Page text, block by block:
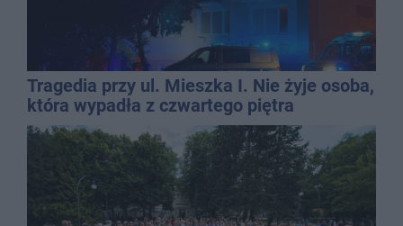
Tragedia przy ul. Mieszka I. Nie żyje osoba,
która wypadła z czwartego piętra